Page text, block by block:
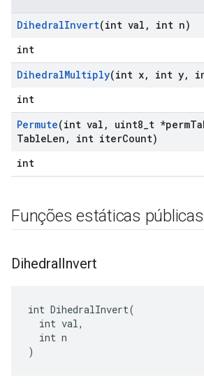
DihedralInvert(int val ,
int n)
int
DihedralMultiply(int x, int y,
int
Permute(int val , uint8 t *perm
TableLen , int iterCount)
int
Funções estáticas públicas
DihedralInvert
int DihedralInvert(
  int val,
  int n
)